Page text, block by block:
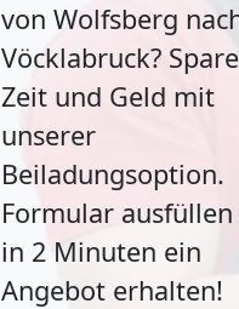
von Wolfsberg
Vöcklabruck?
Zeit und Geld mit
unserer
Beiladungsoption.
Formular
in 2 Minuten ein
Angebot erhalten!